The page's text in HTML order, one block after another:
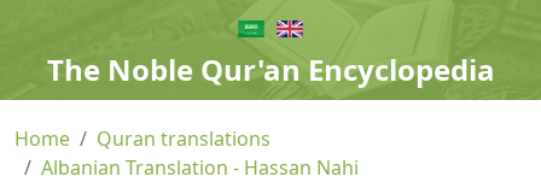
The Noble Qur'an Encyclopedia
Home
Quran translations
Albanian Translation - Hassan Nahi